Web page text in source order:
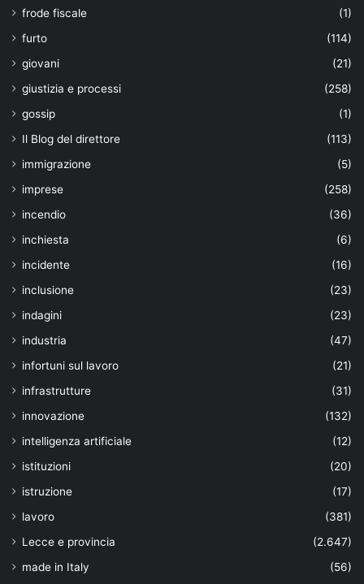
frode fiscale
(1)
furto
(114)
giovani
(21)
giustizia e processi
(258)
gossip
(1)
Il Blog del direttore
(113)
immigrazione
(5)
imprese
(258)
incendio
(36)
inchiesta
(6)
incidente
(16)
inclusione
(23)
indagini
(23)
industria
(47)
infortuni sul lavoro
(21)
infrastrutture
(31)
innovazione
(132)
intelligenza artificiale
(12)
istituzioni
(20)
istruzione
(17)
lavoro
(381)
Lecce e provincia
(2.647)
made in Italy
(56)